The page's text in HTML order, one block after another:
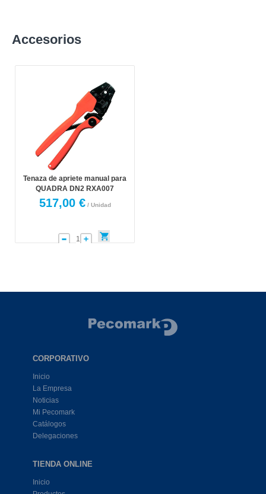
Accesorios
Tenaza de apriete manual para
QUADRA DN2 RXA007
517,00 € / Unidad
CORPORATIVO
Inicio
La Empresa
Noticias
Mi Pecomark
Catálogos
Delegaciones
TIENDA ONLINE
Inicio